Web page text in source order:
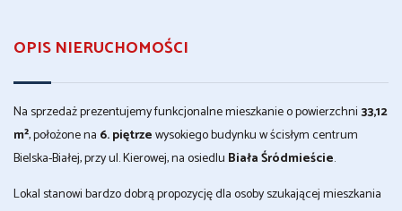
OPIS NIERUCHOMOŚCI
Na sprzedaż prezentujemy funkcjonalne mieszkanie o powierzchni33,12
m², położone na 6. piętrzewysokiego budynku w ścisłym centrum
Bielska-Białej, przy ul. Kierowej, na osiedlu Biała Śródmieście.
Lokal stanowi bardzo dobrą propozycję dla osoby szukającej mieszkania